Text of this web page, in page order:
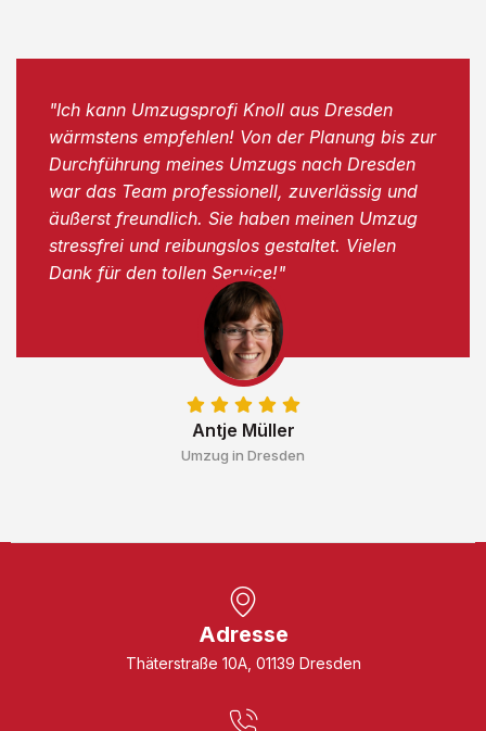
Antje Müller
Umzug in Dresden
"Ich kann Umzugsprofi Knoll aus Dresden
wärmstens empfehlen! Von der Planung bis zur
Durchführung meines Umzugs nach Dresden
war das Team professionell, zuverlässig und
äußerst freundlich. Sie haben meinen Umzug
stressfrei und reibungslos gestaltet. Vielen
Dank für den tollen Service!"
Adresse
Thäterstraße 10A, 01139 Dresden